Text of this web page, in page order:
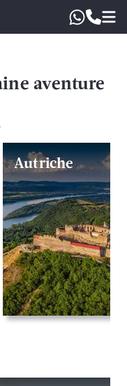
aventure
Autriche